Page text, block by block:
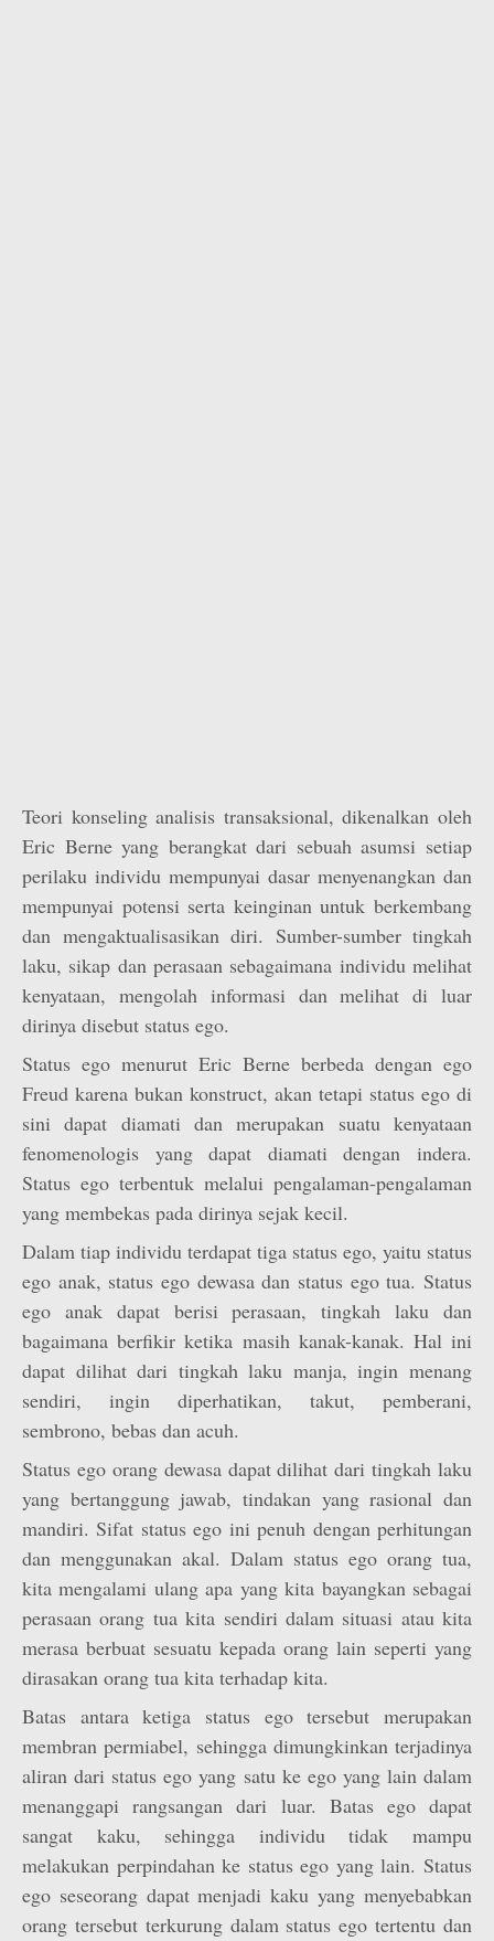
Teori konseling analisis transaksional, dikenalkan oleh
Eric Berne yang berangkat dari sebuah asumsi setiap
perilaku individu mempunyai dasar menyenangkan dan
mempunyai potensi serta keinginan untuk berkembang
dan mengaktualisasikan diri. Sumber-sumber tingkah
laku, sikap dan perasaan sebagaimana individu melihat
kenyataan, mengolah informasi dan melihat di luar
dirinya disebut status ego.
Status ego menurut Eric Berne berbeda dengan ego
Freud karena bukan konstruct, akan tetapi status ego di
sini dapat diamati dan merupakan suatu kenyataan
fenomenologis yang dapat diamati dengan indera.
Status ego terbentuk melalui pengalaman-pengalaman
yang membekas pada dirinya sejak kecil.
Dalam tiap individu terdapat tiga status ego, yaitu status
ego anak, status ego dewasa dan status ego tua. Status
ego anak dapat berisi perasaan, tingkah laku dan
bagaimana berfikir ketika masih kanak-kanak. Hal ini
dapat dilihat dari tingkah laku manja, ingin menang
sendiri, ingin diperhatikan, takut, pemberani,
sembrono, bebas dan acuh.
Status ego orang dewasa dapat dilihat dari tingkah laku
yang bertanggung jawab, tindakan yang rasional dan
mandiri. Sifat status ego ini penuh dengan perhitungan
dan menggunakan akal. Dalam status ego orang tua,
kita mengalami ulang apa yang kita bayangkan sebagai
perasaan orang tua kita sendiri dalam situasi atau kita
merasa berbuat sesuatu kepada orang lain seperti yang
dirasakan orang tua kita terhadap kita.
Batas antara ketiga status ego tersebut merupakan
membran permiabel, sehingga dimungkinkan terjadinya
aliran dari status ego yang satu ke ego yang lain dalam
menanggapi rangsangan dari luar. Batas ego dapat
sangat kaku, sehingga individu tidak mampu
melakukan perpindahan ke status ego yang lain. Status
ego seseorang dapat menjadi kaku yang menyebabkan
orang tersebut terkurung dalam status ego tertentu dan